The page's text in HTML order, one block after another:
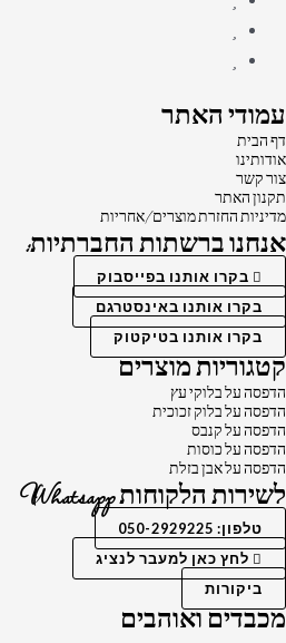
עמודי האתר
דף הבית
אודותינו
צור קשר
תקנון האתר
מדיניות החזרת מוצרים/אחריות
אנחנו ברשתות החברתיות:
בקרו אותנו בפייסבוק
בקרו אותנו באינסטרגם
בקרו אותנו בטיקטוק
קטגוריות מוצרים
הדפסה על בלוקי עץ
הדפסה על בלוק זכוכית
הדפסה על קנבס
הדפסה על כוסות
הדפסה על אבן בזלת
לשירות הלקוחות Whatsapp
טלפון: 050-2929225
לחץ כאן למעבר לנציג
ביקורות
מכבדים ואוהבים